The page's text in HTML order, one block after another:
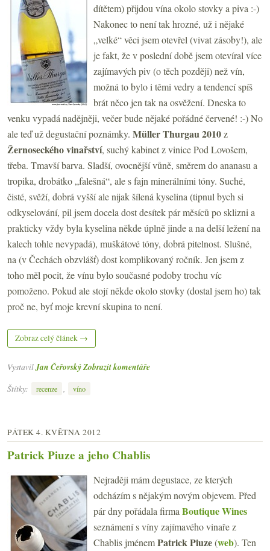
dítětem) přijdou vína okolo stovky a piva :-)
Nakonec to není tak hrozné, už i nějaké
„velké“ věci jsem otevřel (vivat zásoby!), ale
je fakt, že v poslední době jsem otevíral více
zajímavých piv (o těch později) než vín,
možná to bylo i těmi vedry a tendencí spíš
brát něco jen tak na osvěžení. Dneska to
venku vypadá nadějněji, večer bude nějaké pořádné červené! :-) No
ale teď už degustační poznámky. Müller Thurgau 2010z
Žernoseckého vinařství, suchý kabinet z vinice Pod Lovošem,
třeba. Tmavší barva. Sladší, ovocnější vůně, směrem do ananasu a
tropika, drobátko „falešná“, ale s fajn minerálními tóny. Suché,
čisté, svěží, dobrá vyšší ale nijak šílená kyselina (tipnul bych si
odkyselování, pil jsem docela dost desítek pár měsíců po sklizni a
prakticky vždy byla kyselina někde úplně jinde a na delší ležení na
kalech tohle nevypadá), muškátové tóny, dobrá pitelnost. Slušné,
na (v Čechách obzvlášť) dost komplikovaný ročník. Jen jsem z
toho měl pocit, že vínu bylo současné podoby trochu víc
pomoženo. Pokud ale stojí někde okolo stovky (dostal jsem ho) tak
proč ne, byť moje krevní skupina to není.
Zobraz celý článek →
Vystavil Jan ČeřovskýZobrazit komentáře
Štítky:
recenze , víno
PÁTEK 4. KVĚTNA 2012
Patrick Piuze a jeho Chablis
Nejraději mám degustace, ze kterých
odcházím s nějakým novým objevem. Před
pár dny pořádala firmaBoutique Wines
seznámení s víny zajímavého vinaře z
Chablis jménemPatrick Piuze(web). Ten